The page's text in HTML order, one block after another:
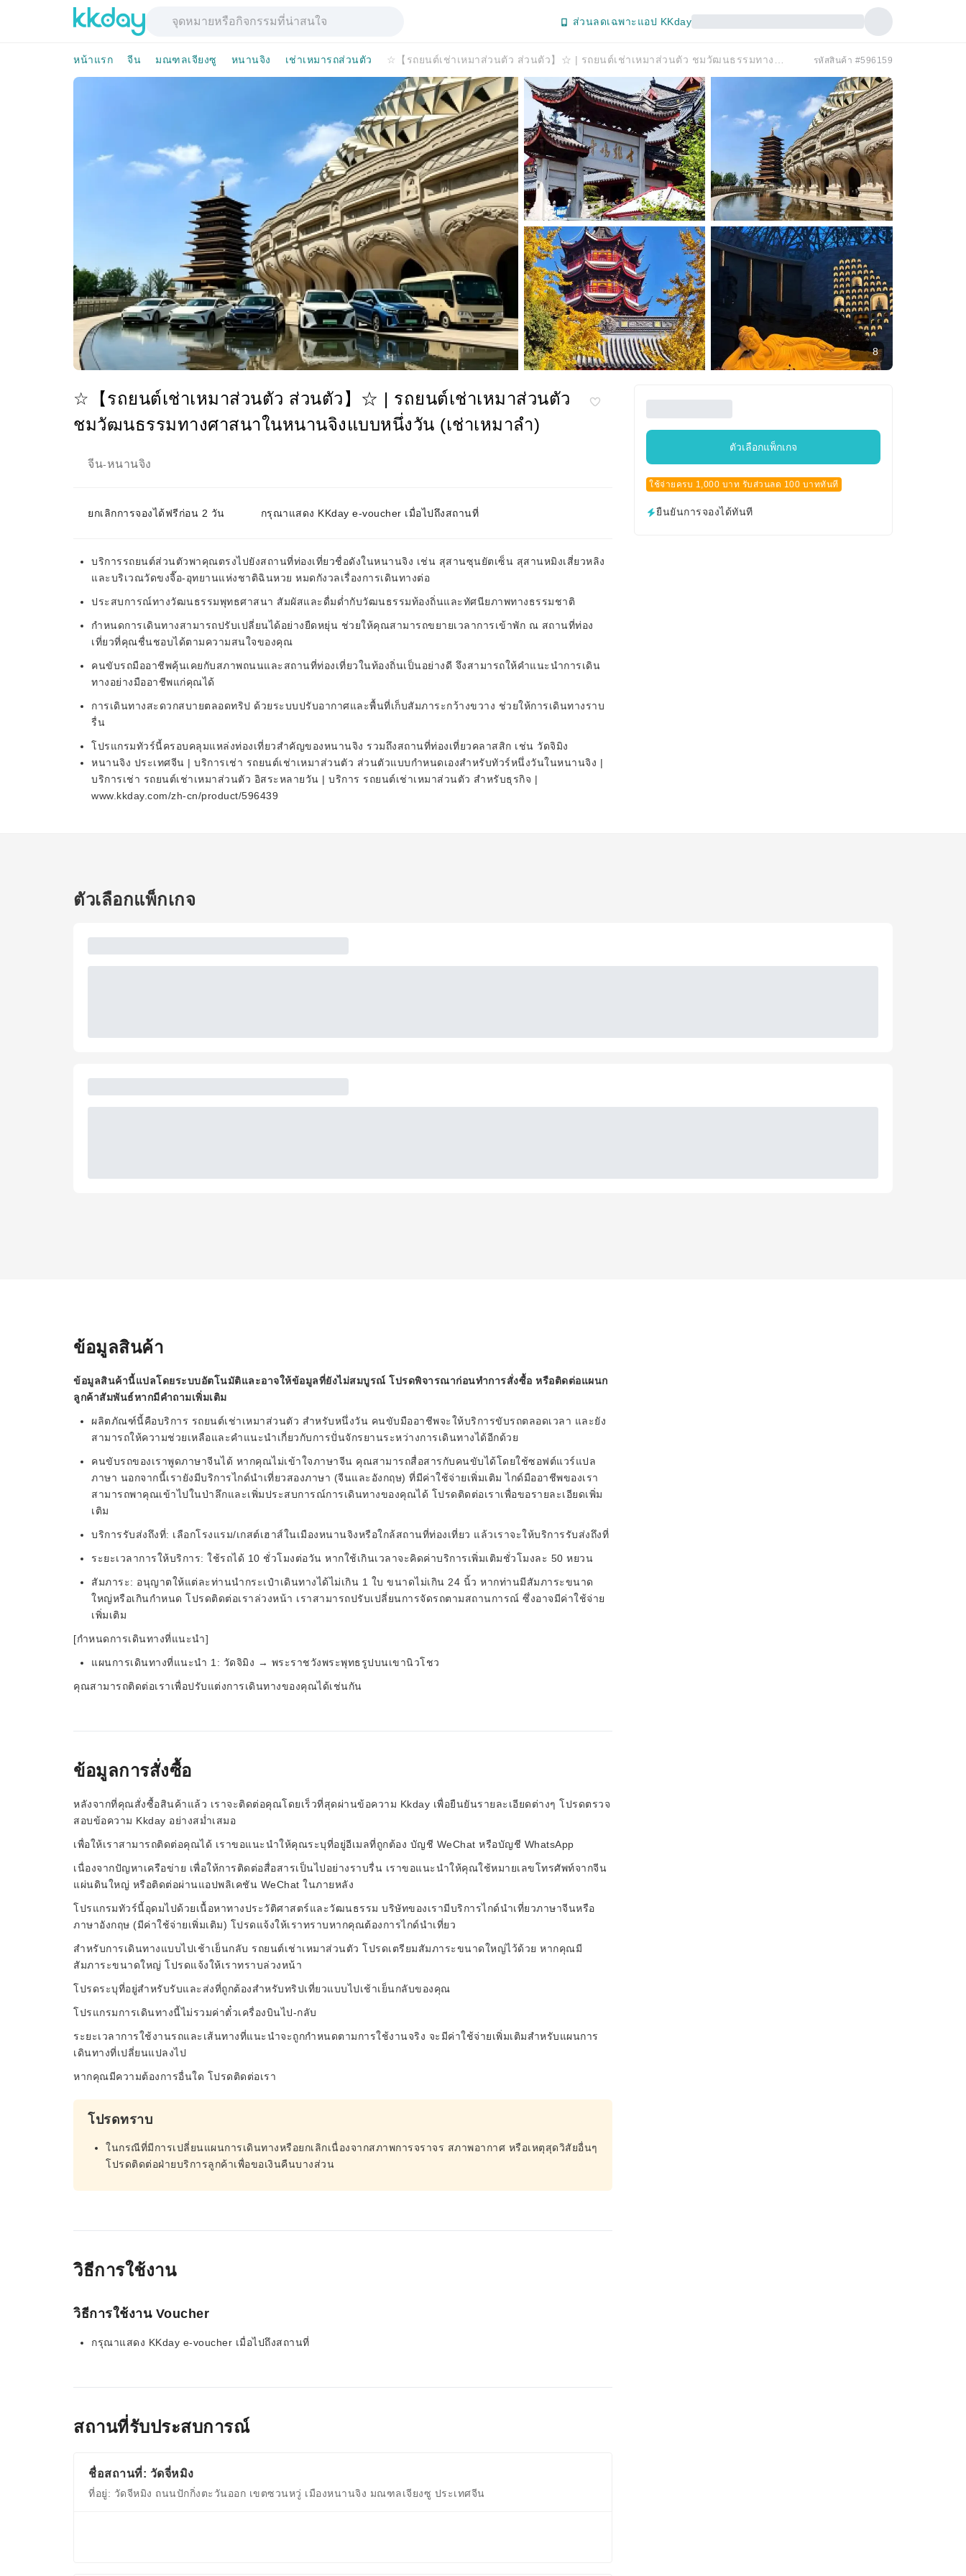
ส่วนลดเฉพาะแอป KKday
หน้าแรก จีน มณฑลเจียงซู หนานจิง เช่าเหมารถส่วนตัว รหัสสินค้า #596159
8
☆【รถยนต์เช่าเหมาส่วนตัว ส่วนตัว】☆ | รถยนต์เช่าเหมาส่วนตัว
ชมวัฒนธรรมทางศาสนาในหนานจิงแบบหนึ่งวัน (เช่าเหมาลำ)
จีน-หนานจิง
ยกเลิกการจองได้ฟรีก่อน 2 วัน กรุณาแสดง KKday e-voucher เมื่อไปถึงสถานที่
บริการรถยนต์ส่วนตัวพาคุณตรงไปยังสถานที่ท่องเที่ยวชื่อดังในหนานจิง เช่น สุสานซุนยัตเซ็น สุสานหมิงเสี่ยวหลิง
และบริเวณวัดขงจื๊อ-อุทยานแห่งชาติฉินหวย หมดกังวลเรื่องการเดินทางต่อ
ประสบการณ์ทางวัฒนธรรมพุทธศาสนา สัมผัสและดื่มด่ำกับวัฒนธรรมท้องถิ่นและทัศนียภาพทางธรรมชาติ
กำหนดการเดินทางสามารถปรับเปลี่ยนได้อย่างยืดหยุ่น ช่วยให้คุณสามารถขยายเวลาการเข้าพัก ณ สถานที่ท่อง
เที่ยวที่คุณชื่นชอบได้ตามความสนใจของคุณ
คนขับรถมืออาชีพคุ้นเคยกับสภาพถนนและสถานที่ท่องเที่ยวในท้องถิ่นเป็นอย่างดี จึงสามารถให้คำแนะนำการเดิน
ทางอย่างมืออาชีพแก่คุณได้
การเดินทางสะดวกสบายตลอดทริป ด้วยระบบปรับอากาศและพื้นที่เก็บสัมภาระกว้างขวาง ช่วยให้การเดินทางราบ
รื่น
โปรแกรมทัวร์นี้ครอบคลุมแหล่งท่องเที่ยวสำคัญของหนานจิง รวมถึงสถานที่ท่องเที่ยวคลาสสิก เช่น วัดจิมิง
หนานจิง ประเทศจีน | บริการเช่า รถยนต์เช่าเหมาส่วนตัว ส่วนตัวแบบกำหนดเองสำหรับทัวร์หนึ่งวันในหนานจิง |
บริการเช่า รถยนต์เช่าเหมาส่วนตัว อิสระหลายวัน | บริการ รถยนต์เช่าเหมาส่วนตัว สำหรับธุรกิจ |
www.kkday.com/zh-cn/product/596439
ตัวเลือกแพ็กเกจ
ใช้จ่ายครบ 1,000 บาท รับส่วนลด 100 บาททันที
ยืนยันการจองได้ทันที
ตัวเลือกแพ็กเกจ
ข้อมูลสินค้า
ข้อมูลสินค้านี้แปลโดยระบบอัตโนมัติและอาจให้ข้อมูลที่ยังไม่สมบูรณ์ โปรดพิจารณาก่อนทำการสั่งซื้อ หรือติดต่อแผนก
ลูกค้าสัมพันธ์หากมีคำถามเพิ่มเติม
ผลิตภัณฑ์นี้คือบริการ รถยนต์เช่าเหมาส่วนตัว สำหรับหนึ่งวัน คนขับมืออาชีพจะให้บริการขับรถตลอดเวลา และยัง
สามารถให้ความช่วยเหลือและคำแนะนำเกี่ยวกับการปั่นจักรยานระหว่างการเดินทางได้อีกด้วย
คนขับรถของเราพูดภาษาจีนได้ หากคุณไม่เข้าใจภาษาจีน คุณสามารถสื่อสารกับคนขับได้โดยใช้ซอฟต์แวร์แปล
ภาษา นอกจากนี้เรายังมีบริการไกด์นำเที่ยวสองภาษา (จีนและอังกฤษ) ที่มีค่าใช้จ่ายเพิ่มเติม ไกด์มืออาชีพของเรา
สามารถพาคุณเข้าไปในป่าลึกและเพิ่มประสบการณ์การเดินทางของคุณได้ โปรดติดต่อเราเพื่อขอรายละเอียดเพิ่ม
เติม
บริการรับส่งถึงที่: เลือกโรงแรม/เกสต์เฮาส์ในเมืองหนานจิงหรือใกล้สถานที่ท่องเที่ยว แล้วเราจะให้บริการรับส่งถึงที่
ระยะเวลาการให้บริการ: ใช้รถได้ 10 ชั่วโมงต่อวัน หากใช้เกินเวลาจะคิดค่าบริการเพิ่มเติมชั่วโมงละ 50 หยวน
สัมภาระ: อนุญาตให้แต่ละท่านนำกระเป๋าเดินทางได้ไม่เกิน 1 ใบ ขนาดไม่เกิน 24 นิ้ว หากท่านมีสัมภาระขนาด
ใหญ่หรือเกินกำหนด โปรดติดต่อเราล่วงหน้า เราสามารถปรับเปลี่ยนการจัดรถตามสถานการณ์ ซึ่งอาจมีค่าใช้จ่าย
เพิ่มเติม
[กำหนดการเดินทางที่แนะนำ]
แผนการเดินทางที่แนะนำ 1: วัดจิมิง → พระราชวังพระพุทธรูปบนเขานิวโชว
คุณสามารถติดต่อเราเพื่อปรับแต่งการเดินทางของคุณได้เช่นกัน
ข้อมูลการสั่งซื้อ
หลังจากที่คุณสั่งซื้อสินค้าแล้ว เราจะติดต่อคุณโดยเร็วที่สุดผ่านข้อความ Kkday เพื่อยืนยันรายละเอียดต่างๆ โปรดตรวจ
สอบข้อความ Kkday อย่างสม่ำเสมอ
เพื่อให้เราสามารถติดต่อคุณได้ เราขอแนะนำให้คุณระบุที่อยู่อีเมลที่ถูกต้อง บัญชี WeChat หรือบัญชี WhatsApp
เนื่องจากปัญหาเครือข่าย เพื่อให้การติดต่อสื่อสารเป็นไปอย่างราบรื่น เราขอแนะนำให้คุณใช้หมายเลขโทรศัพท์จากจีน
แผ่นดินใหญ่ หรือติดต่อผ่านแอปพลิเคชัน WeChat ในภายหลัง
โปรแกรมทัวร์นี้อุดมไปด้วยเนื้อหาทางประวัติศาสตร์และวัฒนธรรม บริษัทของเรามีบริการไกด์นำเที่ยวภาษาจีนหรือ
ภาษาอังกฤษ (มีค่าใช้จ่ายเพิ่มเติม) โปรดแจ้งให้เราทราบหากคุณต้องการไกด์นำเที่ยว
สำหรับการเดินทางแบบไปเช้าเย็นกลับ รถยนต์เช่าเหมาส่วนตัว โปรดเตรียมสัมภาระขนาดใหญ่ไว้ด้วย หากคุณมี
สัมภาระขนาดใหญ่ โปรดแจ้งให้เราทราบล่วงหน้า
โปรดระบุที่อยู่สำหรับรับและส่งที่ถูกต้องสำหรับทริปเที่ยวแบบไปเช้าเย็นกลับของคุณ
โปรแกรมการเดินทางนี้ไม่รวมค่าตั๋วเครื่องบินไป-กลับ
ระยะเวลาการใช้งานรถและเส้นทางที่แนะนำจะถูกกำหนดตามการใช้งานจริง จะมีค่าใช้จ่ายเพิ่มเติมสำหรับแผนการ
เดินทางที่เปลี่ยนแปลงไป
หากคุณมีความต้องการอื่นใด โปรดติดต่อเรา
โปรดทราบ
ในกรณีที่มีการเปลี่ยนแผนการเดินทางหรือยกเลิกเนื่องจากสภาพการจราจร สภาพอากาศ หรือเหตุสุดวิสัยอื่นๆ
โปรดติดต่อฝ่ายบริการลูกค้าเพื่อขอเงินคืนบางส่วน
วิธีการใช้งาน
วิธีการใช้งาน Voucher
กรุณาแสดง KKday e-voucher เมื่อไปถึงสถานที่
สถานที่รับประสบการณ์
ชื่อสถานที่: วัดจี่หมิง
ที่อยู่: วัดจีหมิง ถนนปักกิ่งตะวันออก เขตซวนหวู่ เมืองหนานจิง มณฑลเจียงซู ประเทศจีน